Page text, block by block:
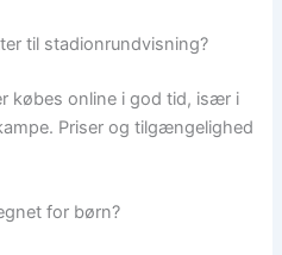
til stadionrundvisning?
købes online i god tid, især i
Priser og tilgængelighed
for børn?